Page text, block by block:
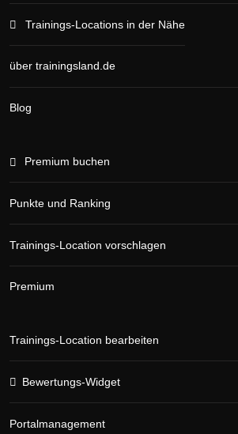
Trainings-Locations in der Nähe
über trainingsland.de
Blog
Premium buchen
Punkte und Ranking
Trainings-Location vorschlagen
Premium
Trainings-Location bearbeiten
Bewertungs-Widget
Portalmanagement